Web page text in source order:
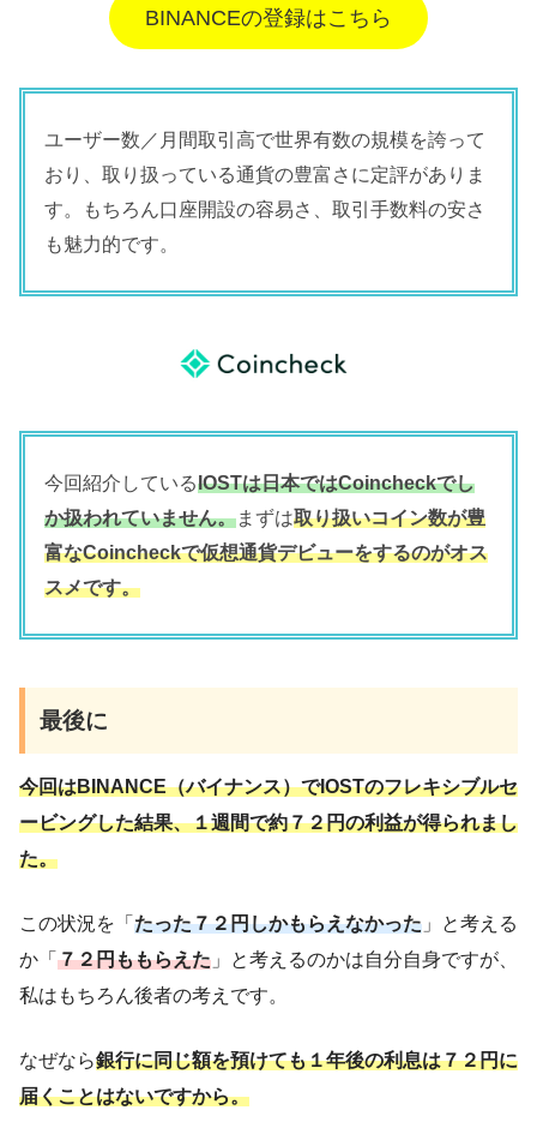
BINANCEの登録はこちら
ユーザー数／月間取引高で世界有数の規模を誇って
おり、取り扱っている通貨の豊富さに定評がありま
す。もちろん口座開設の容易さ、取引手数料の安さ
も魅力的です。
今回紹介しているIOSTは日本ではCoincheckでし
か扱われていません。まずは取り扱いコイン数が豊
富なCoincheckで仮想通貨デビューをするのがオス
スメです。
最後に
今回はBINANCE（バイナンス）でIOSTのフレキシブルセ
ービングした結果、１週間で約７２円の利益が得られまし
た。
この状況を「 たった７２円しかもらえなかった 」と考える
か「 ７２円ももらえた 」と考えるのかは自分自身ですが、
私はもちろん後者の考えです。
なぜなら銀行に同じ額を預けても１年後の利息は７２円に
届くことはないですから。